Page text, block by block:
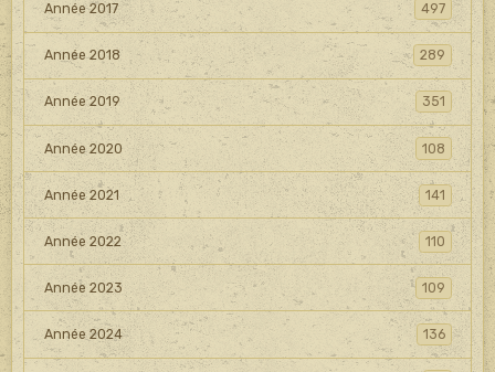
Année 2017 497
Année 2018 289
Année 2019 351
Année 2020 108
Année 2021 141
Année 2022 110
Année 2023 109
Année 2024 136